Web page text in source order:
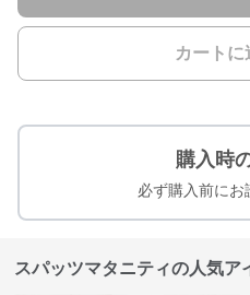
カートに
購入時
必ず購入前にお
スパッツマタニティの人気ア